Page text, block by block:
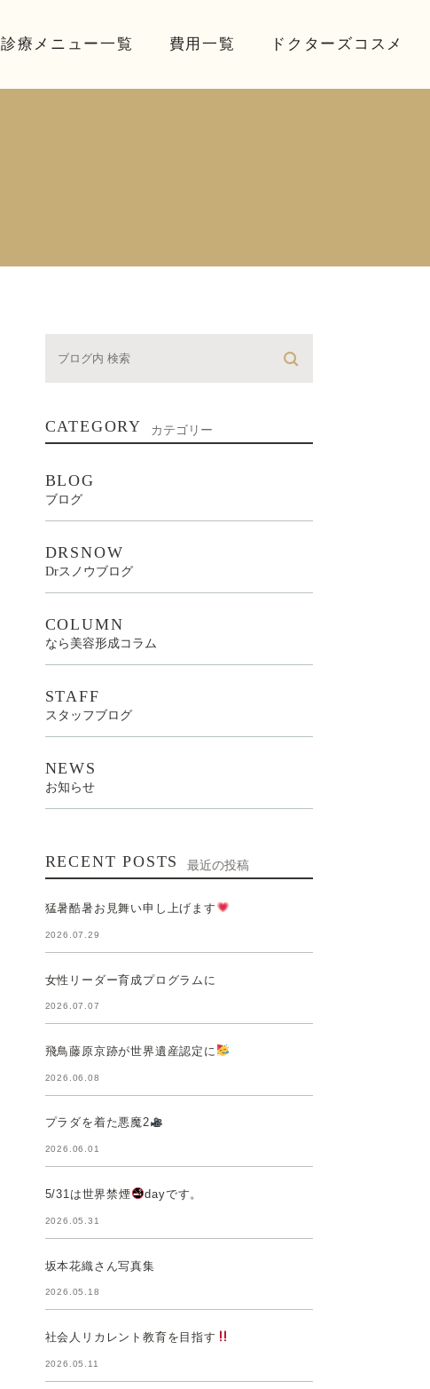
診療メニュー一覧 費用一覧 ドクターズコスメ
CATEGORY カテゴリー
BLOG
ブログ
DRSNOW
Drスノウブログ
COLUMN
なら美容形成コラム
STAFF
スタッフブログ
NEWS
お知らせ
RECENT POSTS 最近の投稿
猛暑酷暑お見舞い申し上げます
2026.07.29
女性リーダー育成プログラムに
2026.07.07
飛鳥藤原京跡が世界遺産認定に
2026.06.08
プラダを着た悪魔2
2026.06.01
5/31は世界禁煙 dayです。
2026.05.31
坂本花織さん写真集
2026.05.18
社会人リカレント教育を目指す
2026.05.11